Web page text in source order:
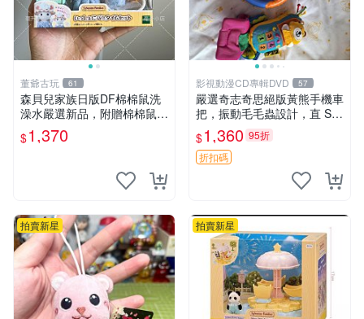
董爺古玩 61
森貝兒家族日版DF棉棉鼠洗
澡水嚴選新品，附贈棉棉鼠媽
媽與嬰兒及配件。-paper盒
裝，輕便設計方便攜帶。 棉
$1,370
影視動漫CD專輯DVD 57
嚴選奇志奇思絕版黃熊手機車
把，振動毛毛蟲設計，直 SA
LE 售不退不換 毛毛蟲 手機
車把
$1,360 95折
折扣碼
拍賣新星 拍賣新星